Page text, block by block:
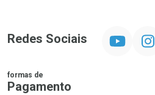
Redes Sociais
formas de
Pagamento